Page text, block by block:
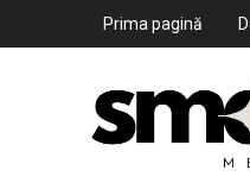
Prima pagină